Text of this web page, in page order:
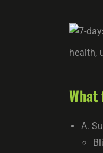
health,
A.